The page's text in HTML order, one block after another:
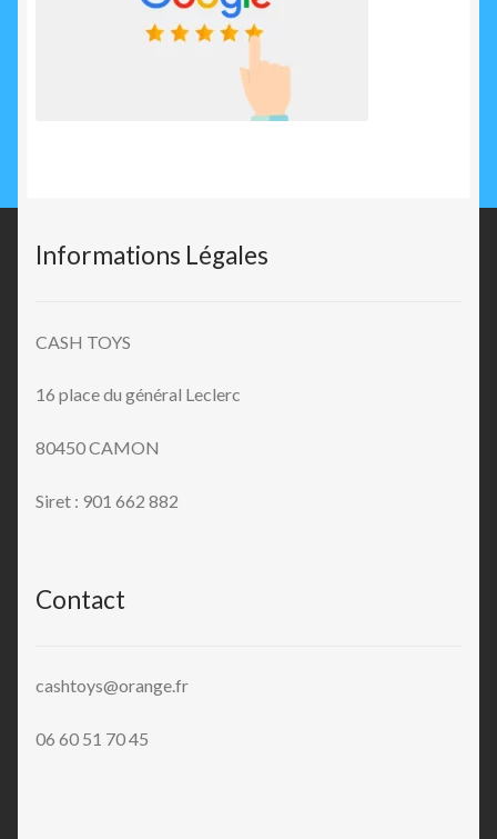
Informations Légales
CASH TOYS
16 place du général Leclerc
80450 CAMON
Siret : 901 662 882
Contact
cashtoys@orange.fr
06 60 51 70 45